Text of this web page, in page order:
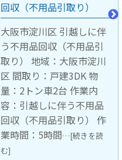
回収（不用品引取り）
京都市中京区 引越しに伴
う不用品回収（不用品引
取り） 地域：京都市中京
区 間取り：マンション4階
1LDK 階段下ろし作業 物
量：2トン車1台 作業内
容：引越しに伴う不用品
回収（不用…[続きを読む]